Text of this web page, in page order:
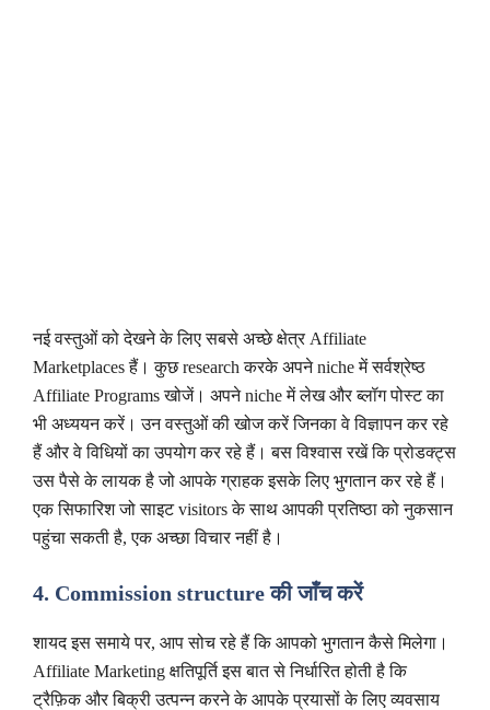
नई वस्तुओं को देखने के लिए सबसे अच्छे क्षेत्र Affiliate
Marketplaces हैं। कुछ research करके अपने niche में सर्वश्रेष्ठ
Affiliate Programs खोजें। अपने niche में लेख और ब्लॉग पोस्ट का
भी अध्ययन करें। उन वस्तुओं की खोज करें जिनका वे विज्ञापन कर रहे
हैं और वे विधियों का उपयोग कर रहे हैं। बस विश्वास रखें कि प्रोडक्ट्स
उस पैसे के लायक है जो आपके ग्राहक इसके लिए भुगतान कर रहे हैं।
एक सिफारिश जो साइट visitors के साथ आपकी प्रतिष्ठा को नुकसान
पहुंचा सकती है, एक अच्छा विचार नहीं है।
4. Commission structure की जाँच करें
शायद इस समाये पर, आप सोच रहे हैं कि आपको भुगतान कैसे मिलेगा।
Affiliate Marketing क्षतिपूर्ति इस बात से निर्धारित होती है कि
ट्रैफ़िक और बिक्री उत्पन्न करने के आपके प्रयासों के लिए व्यवसाय